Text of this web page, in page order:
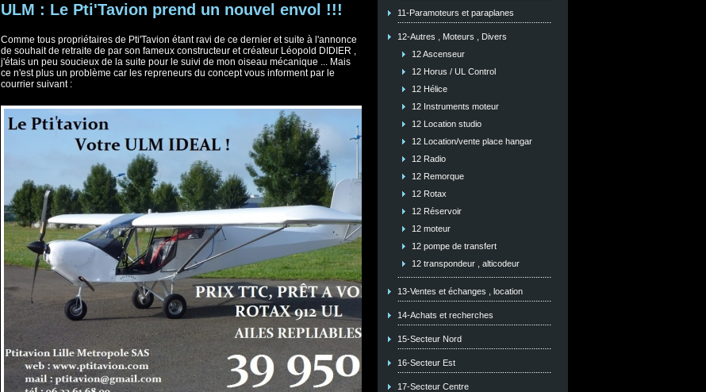
11-Paramoteurs et paraplanes
12-Autres , Moteurs , Divers
12 Ascenseur
12 Horus / UL Control
12 Hélice
12 Instruments moteur
12 Location studio
12 Location/vente place hangar
12 Radio
12 Remorque
12 Rotax
12 Réservoir
12 moteur
12 pompe de transfert
12 transpondeur , alticodeur
13-Ventes et échanges , location
14-Achats et recherches
15-Secteur Nord
16-Secteur Est
17-Secteur Centre
ULM : Le Pti'Tavion prend un nouvel envol !!!
Comme tous propriétaires de Pti'Tavion étant ravi de ce dernier et suite à l'annonce
de souhait de retraite de par son fameux constructeur et créateur Léopold DIDIER ,
j'étais un peu soucieux de la suite pour le suivi de mon oiseau mécanique ... Mais
ce n'est plus un problème car les repreneurs du concept vous informent par le
courrier suivant :